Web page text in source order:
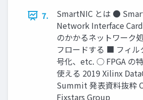
7.
SmartNIC とは ●
Network Interface
のかかるネットワーク
フロードする ■ フィル
号化、etc. ○ FPGA の
使える 2019 Xilinx
Summit 発表資料抜粋
Fixstars Group